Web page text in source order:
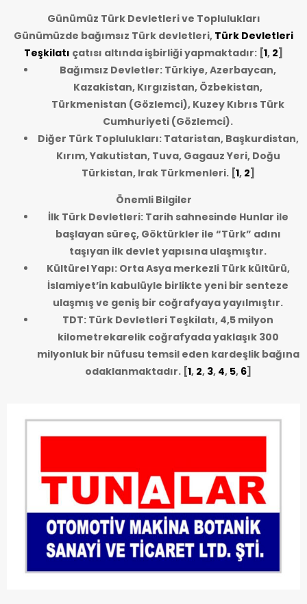
Günümüz Türk Devletleri ve Toplulukları
Günümüzde bağımsız Türk devletleri, Türk Devletleri
Teşkilatı çatısı altında işbirliği yapmaktadır: [1, 2]
Bağımsız Devletler: Türkiye, Azerbaycan,
Kazakistan, Kırgızistan, Özbekistan,
Türkmenistan (Gözlemci), Kuzey Kıbrıs Türk
Cumhuriyeti (Gözlemci).
Diğer Türk Toplulukları: Tataristan, Başkurdistan,
Kırım, Yakutistan, Tuva, Gagauz Yeri, Doğu
Türkistan, Irak Türkmenleri.[1, 2]
Önemli Bilgiler
İlk Türk Devletleri: Tarih sahnesinde Hunlar ile
başlayan süreç, Göktürkler ile “Türk” adını
taşıyan ilk devlet yapısına ulaşmıştır.
Kültürel Yapı: Orta Asya merkezli Türk kültürü,
İslamiyet’in kabulüyle birlikte yeni bir senteze
ulaşmış ve geniş bir coğrafyaya yayılmıştır.
TDT: Türk Devletleri Teşkilatı, 4,5 milyon
kilometrekarelik coğrafyada yaklaşık 300
milyonluk bir nüfusu temsil eden kardeşlik bağına
odaklanmaktadır.[1, 2, 3, 4, 5, 6]